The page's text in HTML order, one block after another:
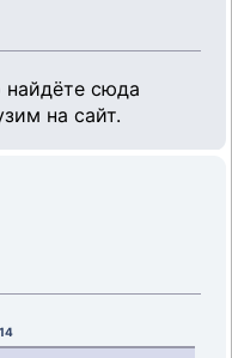
найдёте сюда
на сайт.